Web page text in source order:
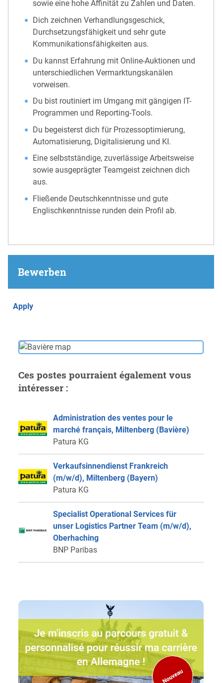
sowie eine hohe Affinität zu Zahlen und Daten.
Dich zeichnen Verhandlungsgeschick,
Durchsetzungsfähigkeit und sehr gute
Kommunikationsfähigkeiten aus.
Du kannst Erfahrung mit Online-Auktionen und
unterschiedlichen Vermarktungskanälen
vorweisen.
Du bist routiniert im Umgang mit gängigen IT-
Programmen und Reporting-Tools.
Du begeisterst dich für Prozessoptimierung,
Automatisierung, Digitalisierung und KI.
Eine selbstständige, zuverlässige Arbeitsweise
sowie ausgeprägter Teamgeist zeichnen dich
aus.
Fließende Deutschkenntnisse und gute
Englischkenntnisse runden dein Profil ab.
Bewerben
Apply
Ces postes pourraient également vous
intéresser :
Administration des ventes pour le
marché français, Miltenberg (Bavière)
Patura KG
Verkaufsinnendienst Frankreich
(m/w/d), Miltenberg (Bayern)
Patura KG
Specialist Operational Services für
unser Logistics Partner Team (m/w/d),
Oberhaching
BNP Paribas